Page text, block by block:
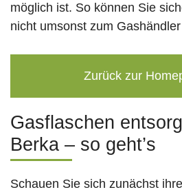
möglich ist. So können Sie
nicht umsonst zum
Zurück zur
Gasflaschen
Berka – so geht’s
Schauen Sie sich zunächst